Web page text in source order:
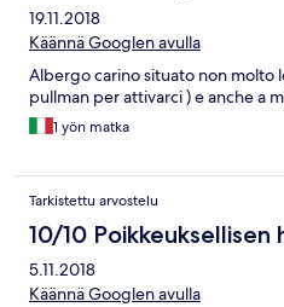
19.11.2018
Käännä Googlen avulla
Albergo carino situato non molto
pullman per attivarci ) e anche a
1 yön matka
Tarkistettu arvostelu
10/10 Poikkeuksellisen
5.11.2018
Käännä Googlen avulla